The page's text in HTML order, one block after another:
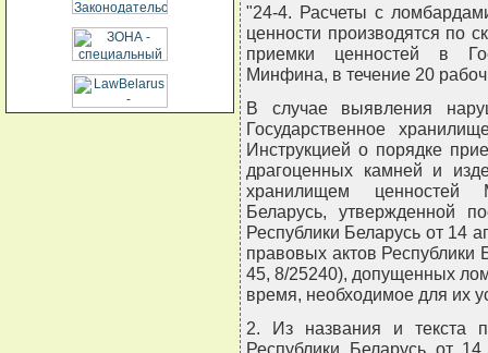
"24-4. Расчеты с
ценности производятся по
приемки ценностей в
Минфина, в течение 20
В случае выявления
Государственное
Инструкцией о порядке
драгоценных камней и
хранилищем ценностей
Беларусь, утвержденной
Республики Беларусь от 14
правовых актов Республики
45, 8/25240), допущенных
время, необходимое для их
2. Из названия и текста
Республики Беларусь от